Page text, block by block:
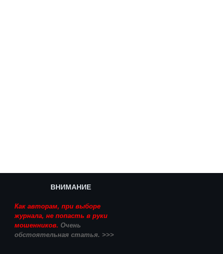
ВНИМАНИЕ
Как авторам, при выборе
журнала, не попасть в руки
мошенников. Очень
обстоятельная статья. >>>